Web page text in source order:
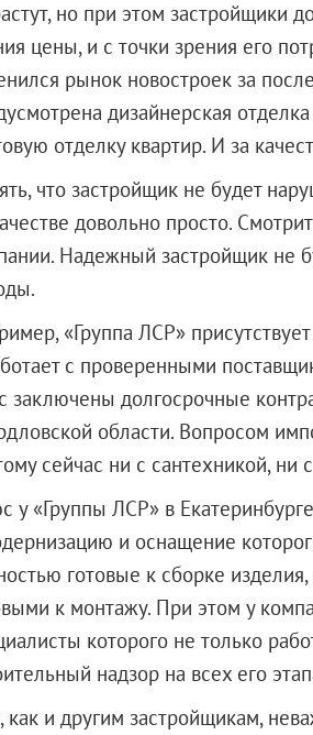
но при этом застройщики
цены, и с точки зрения его
рынок новостроек за
дизайнерская
отделку квартир. И за
что застройщик не будет
довольно просто.
Надежный застройщик не
«Группа ЛСР»
с проверенными
заключены долгосрочные
области. Вопросом
сейчас ни с сантехникой, ни
у «Группы ЛСР» в
и оснащение
готовые к сборке
к монтажу. При этом у
которого не только
надзор на всех его
как и другим застройщикам,